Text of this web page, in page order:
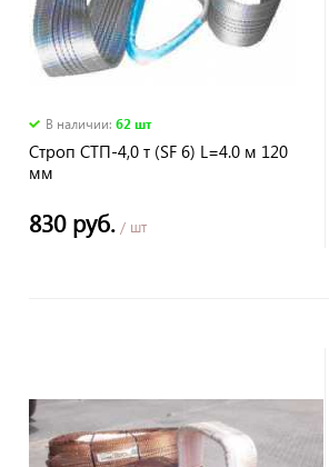
В наличии: 62 шт
Строп СТП-4,0 т (SF 6) L=4.0 м 120
мм
830 руб. / шт